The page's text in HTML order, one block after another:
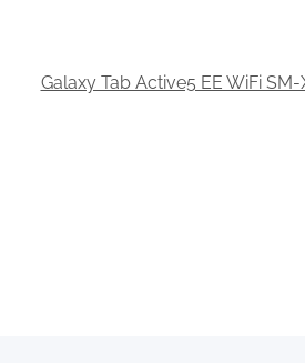
Galaxy Tab Active5 EE WiFi SM-